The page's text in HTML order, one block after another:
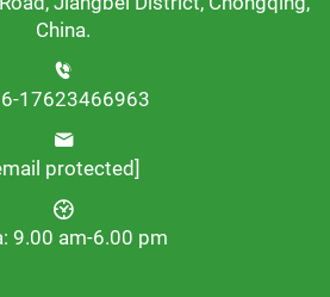
China.
17623466963
protected]
9.00 am-6.00 pm